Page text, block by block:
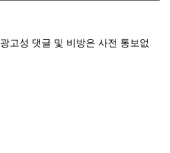
고성 댓글 및 비방은 사전 통보없